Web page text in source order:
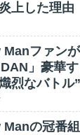
上した理由
Manファン
」豪華
烈なバトル
Manの冠番